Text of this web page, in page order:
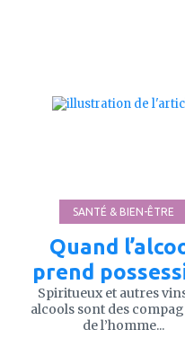
SANTÉ & BIEN-ÊTRE
Quand
prend
Spiritueux et autres
alcools sont des
de l’homme...